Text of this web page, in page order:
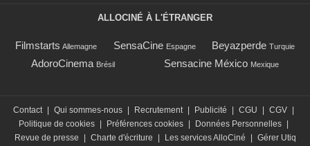
ALLOCINÉ À L'ÉTRANGER
Filmstarts Allemagne SensaCine Espagne Beyazperde Turquie
AdoroCinema Brésil Sensacine México Mexique
Contact | Qui sommes-nous | Recrutement | Publicité | CGU | CGV |
Politique de cookies | Préférences cookies | Données Personnelles |
Revue de presse
| Charte d'écriture | Les services AlloCiné | Gérer Utiq